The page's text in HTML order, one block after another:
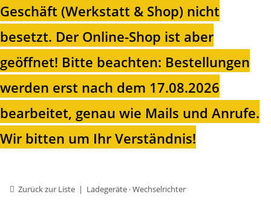
Geschäft (Werkstatt & Shop) nicht
besetzt. Der Online-Shop ist aber
geöffnet! Bitte beachten: Bestellungen
werden erst nach dem 17.08.2026
bearbeitet, genau wie Mails und Anrufe.
Wir bitten um Ihr Verständnis!
Zurück zur Liste Ladegeräte · Wechselrichter